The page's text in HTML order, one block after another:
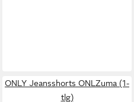
ONLY Jeansshorts ONLZuma (1-
tlg)